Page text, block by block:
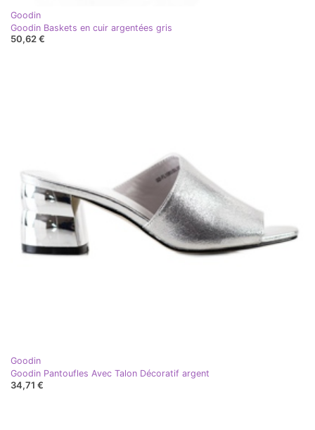
Goodin
Goodin Baskets en cuir argentées gris
50,62 €
Goodin
Goodin Pantoufles Avec Talon Décoratif argent
34,71 €